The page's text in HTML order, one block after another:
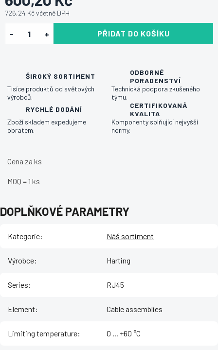
726,24 Kč včetně DPH
PŘIDAT DO KOŠÍKU
ŠIROKÝ SORTIMENT
Tisíce produktů od světových
výrobců.
ODBORNÉ
PORADENSTVÍ
Technická podpora zkušeného
týmu.
RYCHLÉ DODÁNÍ
Zboží skladem expedujeme
obratem.
CERTIFIKOVANÁ
KVALITA
Komponenty splňující nejvyšší
normy.
Cena za ks
MOQ = 1 ks
DOPLŇKOVÉ PARAMETRY
Kategorie: Náš sortiment
Výrobce: Harting
Series: RJ45
Element: Cable assemblies
Limiting temperature: ‌0 ... +60 °C